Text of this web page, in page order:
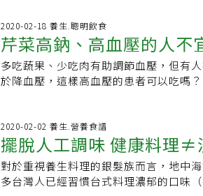
子裡存放。3.避免陽光直射，保持乾燥
得先放入保鮮袋裡，再入冰箱冷藏。【
農糧署》．辣椒》料理DIY／辣椒的保存
可放10天．台灣主婦聯盟生活消費合作
鮮」妙招：放多久都沒問題．利尿、補
議，或任何產品標籤或包裝中包含的任
健康問題的診斷或治療或任何藥物或其
物、治療或護理、開始任何飲食、鍛煉
可能有健康問題，您應該諮詢醫療保健
位神人都已經公開透明地說出他不是任
2019-9-22有發表Celery Juice: The
‘cure’（芹菜汁：如病毒散播的
是： 「《醫療靈媒》網站聲稱芹菜汁可
段是：「Austin Chiang 醫生是費城的胃
者、剛做完心導管手術、髖關節手術、
素的相關食物，如前述提到的洋甘菊茶
抗凝血的情況太過劇烈。 《延伸閱讀》 ．蓮霧低糖、護眼、促排毒、顧血管！
營養師：糖友一天４顆也OK。 ．釋迦有
節中。牛蒡含有膳食纖維、菊糖等，有
使用過量，容易使皮膚出疹，建議與蒲
每天只要半小匙的肉桂粉就能減低血糖
醇。這是因為肉桂具有生物活性，類似
上升幅度不會過劇。芹菜：能降血壓，
感覺，因此被視為有麻醉（analgesic）
香磨粉直接塗抹於牙床按摩。丁香同樣
能夠刺激血流循環及有助腦部功能，由
認為它與鼠尾草同樣有助預防阿茲海默
B1、鈣質都是芹菜莖的數倍之多，建議
先將芹菜葉以滾水川燙，有助消減苦味
增添香氣，都可讓料理更添營養。圖文
營養治療科 廖嘉音營養師本文經《健談
時，孩子們正在澆水、拔草。花圃被隔
果。其中學齡班小朋友種的白蘿蔔被蟲
種的白蘿蔔也是『身心障礙』的……」我
拔下兩條巴掌大的白蘿蔔，決定送給遠
友種的白蘿蔔。」給我嗎？回家一定要
表情地說：「白蘿蔔給我！因為你晚上
我立刻將手中的白蘿蔔遞給他；他拿到
給……阿嬤吃……」說完便加快腳步趕上
技巧的問到這位小朋友的家庭背景，原
2020-02-18 養生.聰明飲食
芹菜高鈉、高血壓的人不
多吃蔬果、少吃肉有助調節血壓，但有
於降血壓，這樣高血壓的患者可以吃嗎
菜，不會使血壓升高。只要嚐嚐原味的
常家裡的鹹味菜餚還要淡。但是問題在
樣加一勺鹽或醬油，當然鈉的總量就會
低，加一大把鹽進去，也是不可能有利
還是可以吃芹菜，重點在於烹調它時少
2020-02-02 養生.營養食譜
擺脫人工調味 健康料理≠
對於重視養生料理的銀髮族而言，地中
多台灣人已經習慣台式料理濃郁的口味